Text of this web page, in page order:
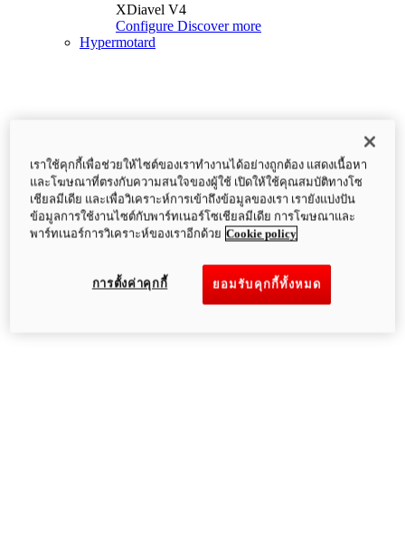
XDiavel V4
Configure Discover more
Hypermotard
เราใช้คุกกี้เพื่อช่วยให้ไซต์ของเราทำงานได้อย่างถูกต้อง แสดงเนื้อหา
และโฆษณาที่ตรงกับความสนใจของผู้ใช้ เปิดให้ใช้คุณสมบัติทางโซ
เชียลมีเดีย และเพื่อวิเคราะห์การเข้าถึงข้อมูลของเรา เรายังแบ่งปัน
ข้อมูลการใช้งานไซต์กับพาร์ทเนอร์โซเชียลมีเดีย การโฆษณาและ
พาร์ทเนอร์การวิเคราะห์ของเราอีกด้วย Cookie policy
ยอมรับคุกกี้ทั้งหมด
การตั้งค่าคุกกี้